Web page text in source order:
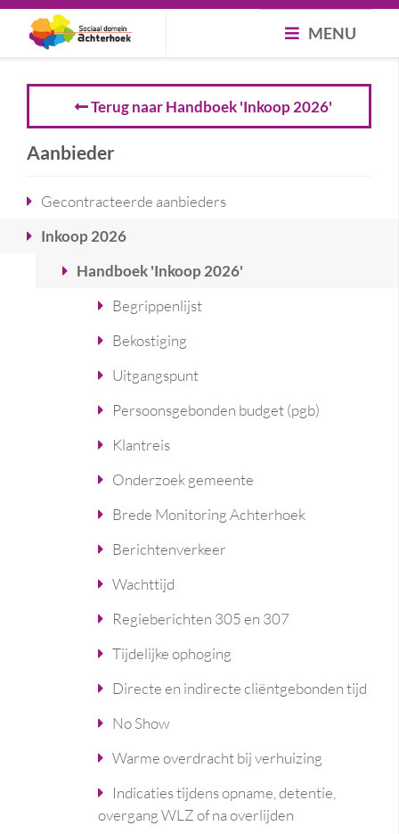
MENU
Terug naar Handboek 'Inkoop 2026'
Aanbieder
Gecontracteerde aanbieders
Inkoop 2026
Handboek 'Inkoop 2026'
Begrippenlijst
Bekostiging
Uitgangspunt
Persoonsgebonden budget (pgb)
Klantreis
Onderzoek gemeente
Brede Monitoring Achterhoek
Berichtenverkeer
Wachttijd
Regieberichten 305 en 307
Tijdelijke ophoging
Directe en indirecte cliëntgebonden tijd
No Show
Warme overdracht bij verhuizing
Indicaties tijdens opname, detentie,
overgang WLZ of na overlijden